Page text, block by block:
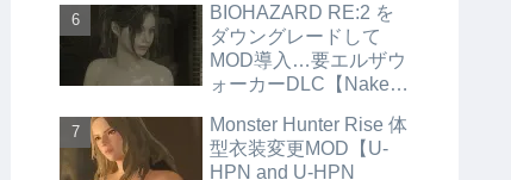
BIOHAZARD RE:2 を
ダウングレードして
MOD導入…要エルザウ
ォーカーDLC【Naked
【Steam】
Monster Hunter Rise 体
型衣装変更MOD【U-
HPN and U-HPN